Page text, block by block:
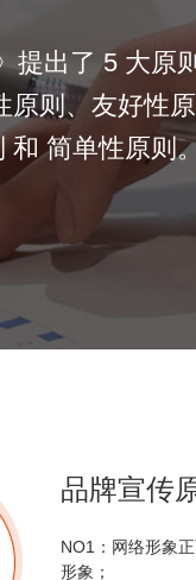
提出了 5 大原
则、友好性
和 简单性原则
品牌宣传
NO1：网络形象
形象；